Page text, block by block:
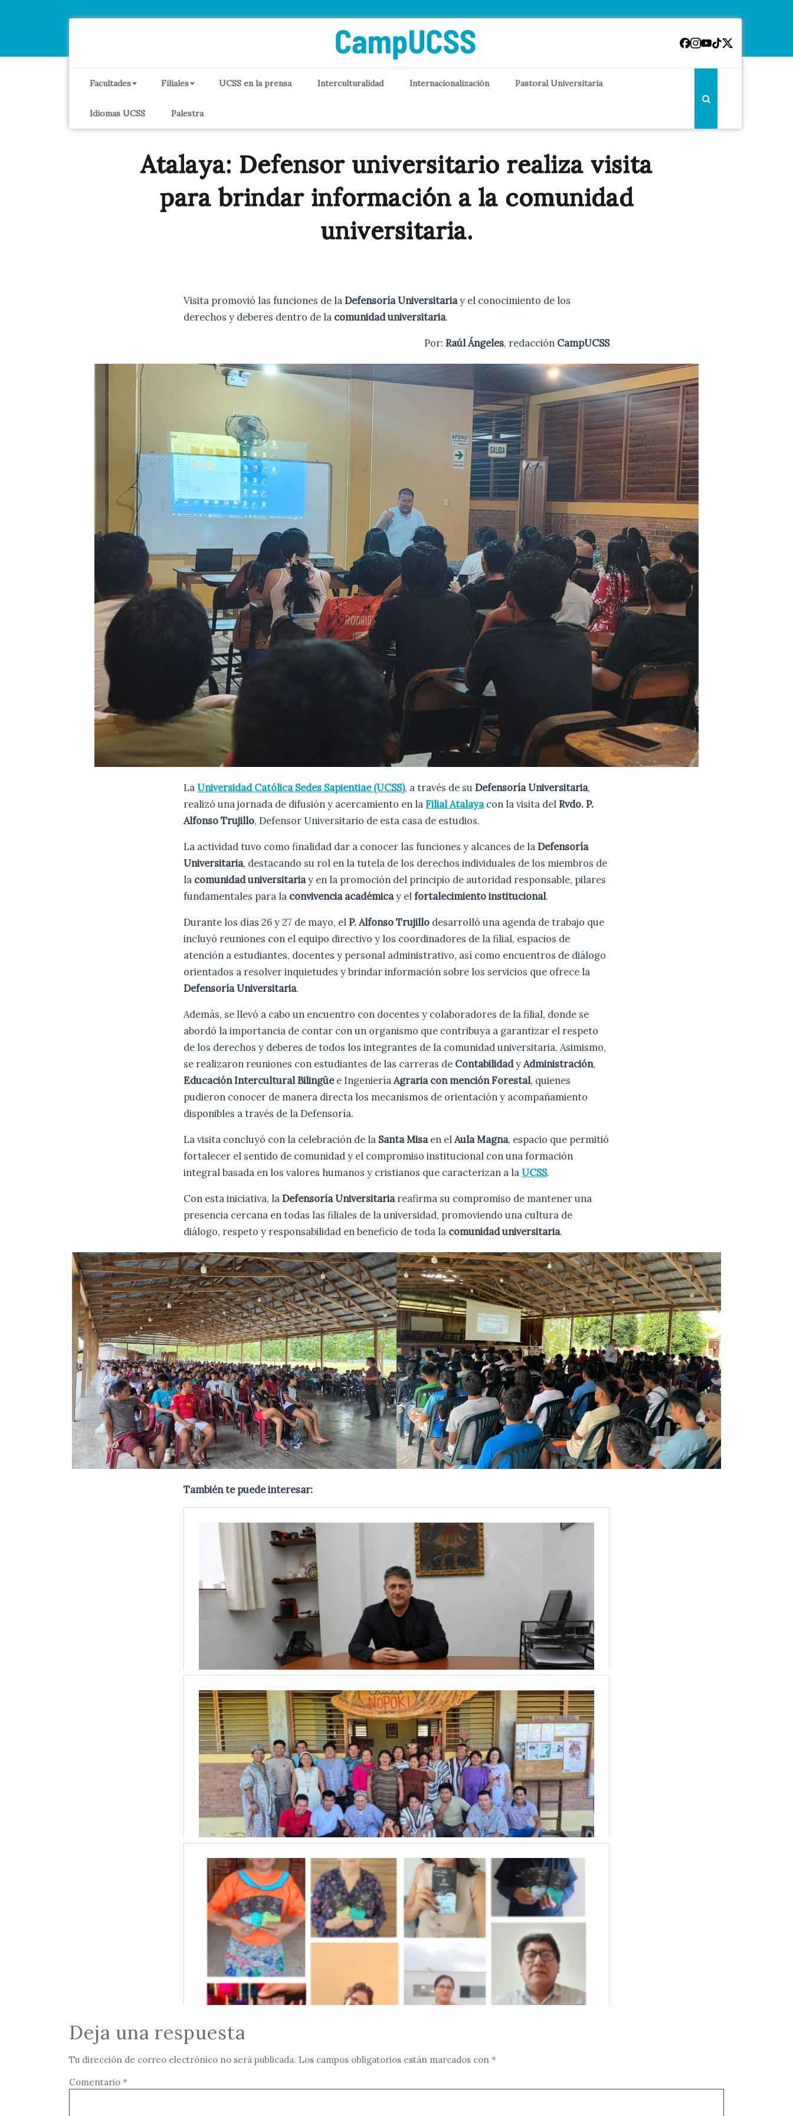
Facultades Filiales UCSS en la prensa Interculturalidad Internacionalización Pastoral Universitaria
Idiomas UCSS Palestra
Atalaya: Defensor universitario realiza visita
para brindar información a la comunidad
universitaria.
Visita promovió las funciones de laDefensoría Universitariay el conocimiento de los
derechos y deberes dentro de la comunidad universitaria.
Por: Raúl Ángeles, redacción CampUCSS
LaUniversidad Católica Sedes Sapientiae (UCSS), a través de suDefensoría Universitaria,
realizó una jornada de difusión y acercamiento en laFilial Atalayacon la visita delRvdo. P.
Alfonso Trujillo, Defensor Universitario de esta casa de estudios.
La actividad tuvo como finalidad dar a conocer las funciones y alcances de laDefensoría
Universitaria, destacando su rol en la tutela de los derechos individuales de los miembros de
la comunidad universitariay en la promoción del principio de autoridad responsable, pilares
fundamentales para la convivencia académicay elfortalecimiento institucional.
Durante los días 26 y 27 de mayo, elP. Alfonso Trujillo desarrolló una agenda de trabajo que
incluyó reuniones con el equipo directivo y los coordinadores de la filial, espacios de
atención a estudiantes, docentes y personal administrativo, así como encuentros de diálogo
orientados a resolver inquietudes y brindar información sobre los servicios que ofrece la
Defensoría Universitaria.
Además, se llevó a cabo un encuentro con docentes y colaboradores de la filial, donde se
abordó la importancia de contar con un organismo que contribuya a garantizar el respeto
de los derechos y deberes de todos los integrantes de la comunidad universitaria. Asimismo,
se realizaron reuniones con estudiantes de las carreras de ContabilidadyAdministración,
Educación Intercultural Bilingüee IngenieríaAgraria con mención Forestal, quienes
pudieron conocer de manera directa los mecanismos de orientación y acompañamiento
disponibles a través de la Defensoría.
La visita concluyó con la celebración de la Santa Misaen elAula Magna, espacio que permitió
fortalecer el sentido de comunidad y el compromiso institucional con una formación
integral basada en los valores humanos y cristianos que caracterizan a laUCSS.
Con esta iniciativa, laDefensoría Universitariareafirma su compromiso de mantener una
presencia cercana en todas las filiales de la universidad, promoviendo una cultura de
diálogo, respeto y responsabilidad en beneficio de toda la comunidad universitaria.
También te puede interesar:
Deja una respuesta
Tu dirección de correo electrónico no será publicada. Los campos obligatorios están marcados con *
Comentario *